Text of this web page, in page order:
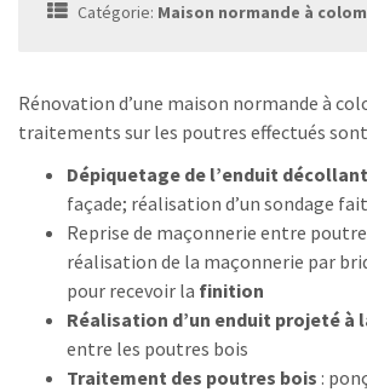
Catégorie: Maison normande à
Rénovation d’une maison normande à
traitements sur les poutres effectués
Dépiquetage de l’enduit décollant
façade; réalisation d’un sondage
Reprise de maçonnerie entre
réalisation de la maçonnerie par
pour recevoir la finition
Réalisation d’un enduit projeté à
entre les poutres bois
Traitement des poutres bois :